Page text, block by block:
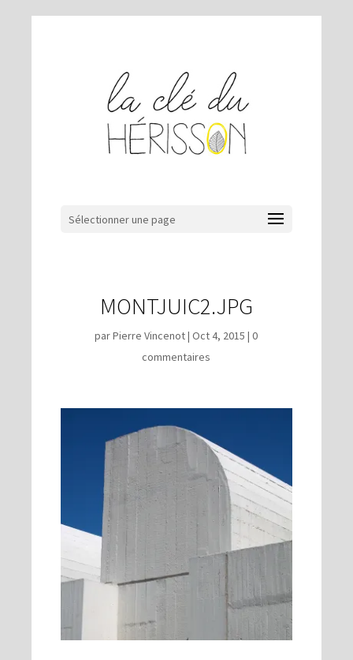
Sélectionner une page
MONTJUIC2.JPG
parPierre Vincenot|Oct 4, 2015 |0
commentaires